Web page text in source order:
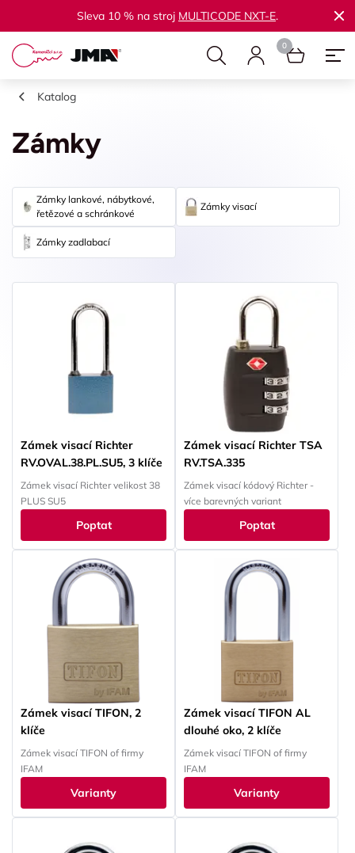
Sleva 10 % na stroj MULTICODE NXT-E.
Katalog
Zámky
Zámky lankové, nábytkové,
řetězové a schránkové
Zámky visací
Zámky zadlabací
Zámek visací Richter
RV.OVAL.38.PL.SU5, 3 klíče
Zámek visací Richter velikost 38
PLUS SU5
Poptat
Zámek visací Richter TSA
RV.TSA.335
Zámek visací kódový Richter -
více barevných variant
Poptat
Zámek visací TIFON, 2
klíče
Zámek visací TIFON of firmy
IFAM
Varianty
Zámek visací TIFON AL
dlouhé oko, 2 klíče
Zámek visací TIFON of firmy
IFAM
Varianty